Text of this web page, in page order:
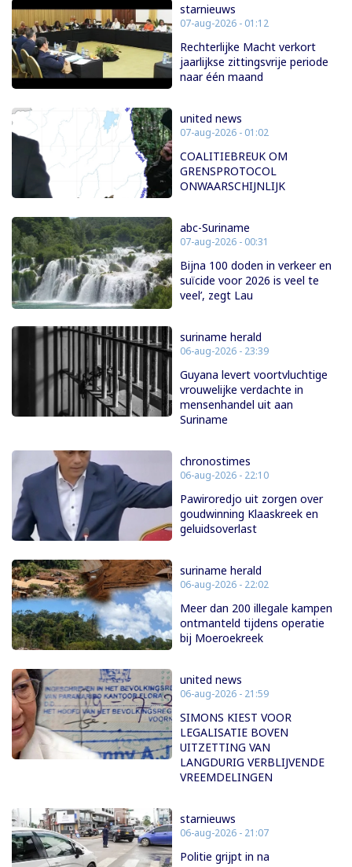
starnieuws
07-aug-2026 - 01:12
Rechterlijke Macht verkort
jaarlijkse zittingsvrije periode
naar één maand
united news
07-aug-2026 - 01:02
COALITIEBREUK OM
GRENSPROTOCOL
ONWAARSCHIJNLIJK
abc-Suriname
07-aug-2026 - 00:31
Bijna 100 doden in verkeer en
suïcide voor 2026 is veel te
veel’, zegt Lau
suriname herald
06-aug-2026 - 23:39
Guyana levert voortvluchtige
vrouwelijke verdachte in
mensenhandel uit aan
Suriname
chronostimes
06-aug-2026 - 22:10
Pawiroredjo uit zorgen over
goudwinning Klaaskreek en
geluidsoverlast
suriname herald
06-aug-2026 - 22:02
Meer dan 200 illegale kampen
ontmanteld tijdens operatie
bij Moeroekreek
united news
06-aug-2026 - 21:59
SIMONS KIEST VOOR
LEGALISATIE BOVEN
UITZETTING VAN
LANGDURIG VERBLIJVENDE
VREEMDELINGEN
starnieuws
06-aug-2026 - 21:07
Politie grijpt in na